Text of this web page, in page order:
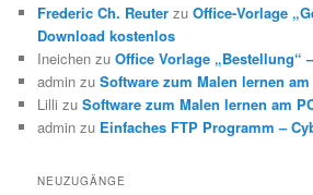
Frederic Ch. Reuter zuOffice-Vorlage
Download kostenlos
Ineichen zuOffice Vorlage „Bestellung“
admin zuSoftware zum Malen lernen
Lilli zuSoftware zum Malen lernen am
admin zu Einfaches FTP Programm –
NEUZUGÄNGE